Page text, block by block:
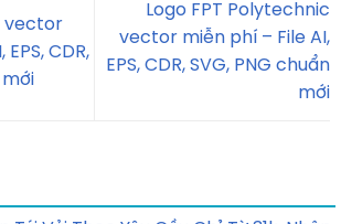
vector
CDR,
mới
Logo FPT Polytechnic
vector miễn phí – File AI,
EPS, CDR, SVG, PNG chuẩn
mới